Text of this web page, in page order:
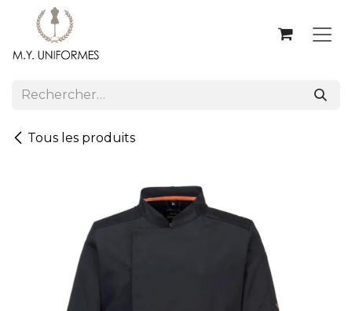
Se rendre au contenu
Tous les produits